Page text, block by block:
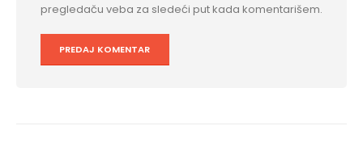
pregledaču veba za sledeći put kada komentarišem.